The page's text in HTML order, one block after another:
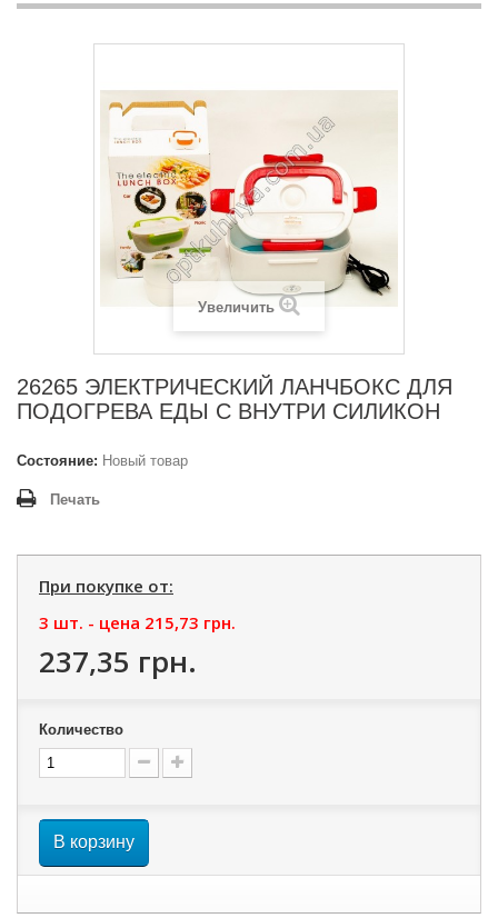
Увеличить
26265 ЭЛЕКТРИЧЕСКИЙ ЛАНЧБОКС ДЛЯ
ПОДОГРЕВА ЕДЫ С ВНУТРИ СИЛИКОН
Состояние: Новый товар
Печать
При покупке от:
3 шт. - цена 215,73 грн.
237,35 грн.
Количество
В корзину